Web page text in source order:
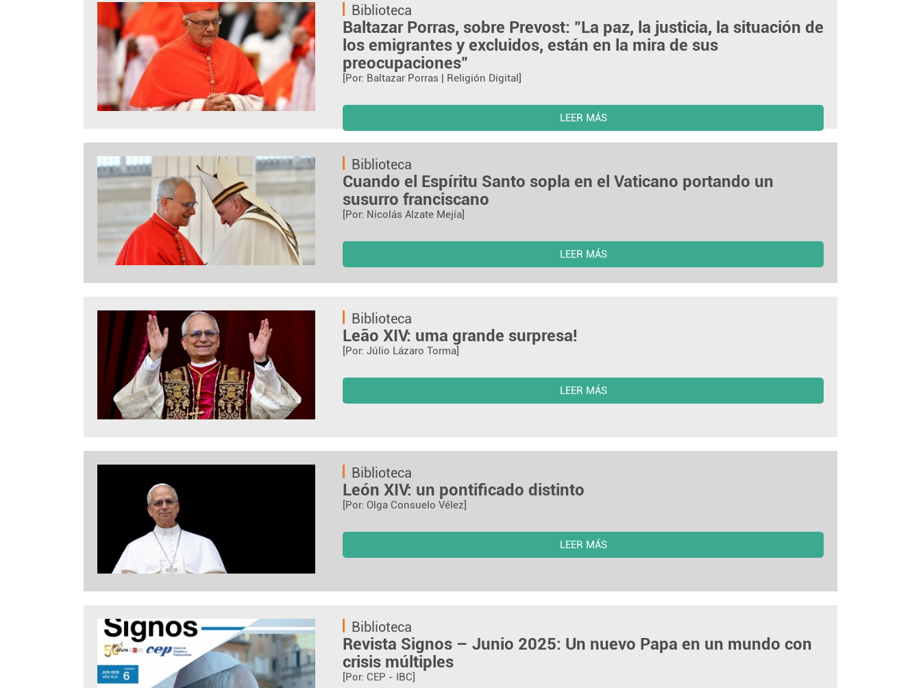
Biblioteca
Baltazar Porras, sobre Prevost: "La paz, la justicia, la situación de
los emigrantes y excluidos, están en la mira de sus
preocupaciones"
[Por: Baltazar Porras | Religión Digital]
LEER MÁS
Biblioteca
Cuando el Espíritu Santo sopla en el Vaticano portando un
susurro franciscano
[Por: Nicolás Alzate Mejía]
LEER MÁS
Biblioteca
Leão XIV: uma grande surpresa!
[Por: Júlio Lázaro Torma]
LEER MÁS
Biblioteca
León XIV: un pontificado distinto
[Por: Olga Consuelo Vélez]
LEER MÁS
Biblioteca
Revista Signos – Junio 2025: Un nuevo Papa en un mundo con
crisis múltiples
[Por: CEP - IBC]